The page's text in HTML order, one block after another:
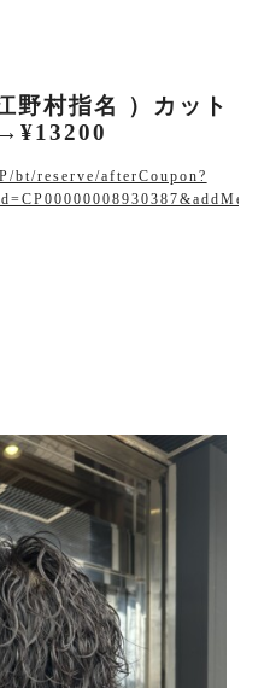
野村指名 ）カット
bt/reserve/afterCoupon?